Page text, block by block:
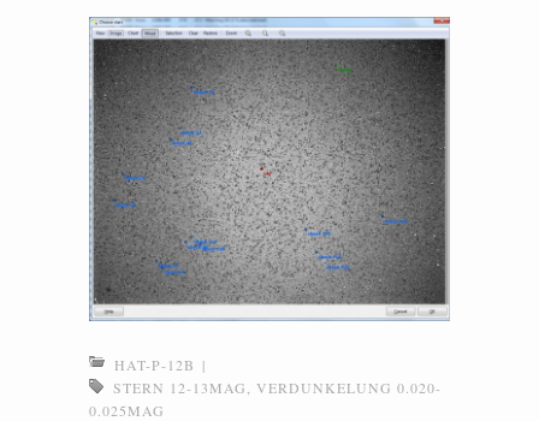
HAT-P-12B |
STERN 12-13MAG
VERDUNKELUNG 0.020-
0.025MAG